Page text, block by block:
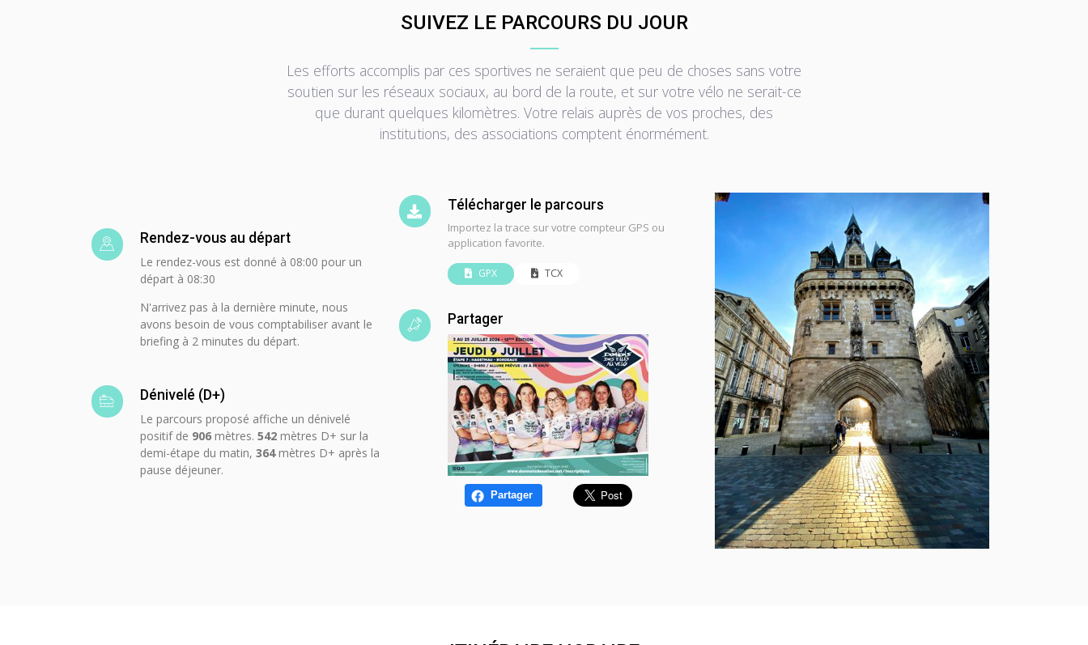
SUIVEZ LE PARCOURS DU JOUR
Les efforts accomplis par ces sportives ne seraient que peu de choses sans votre
soutien sur les réseaux sociaux, au bord de la route, et sur votre vélo ne serait-ce
que durant quelques kilomètres. Votre relais auprès de vos proches, des
institutions, des associations comptent énormément.
Rendez-vous au départ
Le rendez-vous est donné à 08:00 pour un
départ à 08:30
N'arrivez pas à la dernière minute, nous
avons besoin de vous comptabiliser avant le
briefing à 2 minutes du départ.
Dénivelé (D+)
Le parcours proposé affiche un dénivelé
positif de 906 mètres.542 mètres D+ sur la
demi-étape du matin, 364 mètres D+ après la
pause déjeuner.
Télécharger le parcours
Importez la trace sur votre compteur GPS ou
application favorite.
GPX TCX
Partager
Partager